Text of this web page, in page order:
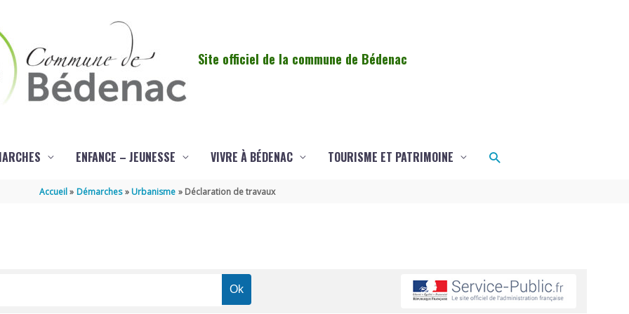
Site officiel de la commune de Bédenac
ENFANCE – JEUNESSE VIVRE À BÉDENAC TOURISME ET PATRIMOINE Rechercher
Accueil Démarches Urbanisme Déclaration de travaux